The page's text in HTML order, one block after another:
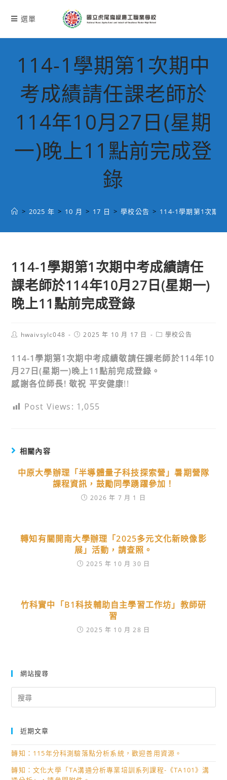
選單
114-1學期第1次期中
考成績請任課老師於
114年10月27日(星期
一)晚上11點前完成登
錄
> 2025 年 > 10 月 > 17 日 > 學校公告 > 114-1學期第1次期
114-1學期第1次期中考成績請任
課老師於114年10月27日(星期一)
晚上11點前完成登錄
Posthwaivsylc048
Post2025 年 10 月 17 日
Post學校公告
114-1 學期第1 次期中考成績敬請任課老師於114年10
月27日(星期一)晚上11 點前完成登錄。
感謝各位師長!敬祝 平安健康!!
Post Views: 1,055
相關內容
中原大學辦理「半導體量子科技探索營」暑期營隊
課程資訊，鼓勵同學踴躍參加！
2026 年 7 月 1 日
轉知有關開南大學辦理「2025多元文化新映像影
展」活動，請查照。
2025 年 10 月 30 日
竹科實中「B1科技輔助自主學習工作坊」教師研
習
2025 年 10 月 28 日
網站搜尋
for:
近期文章
轉知：115年分科測驗落點分析系統，歡迎善用資源。
轉知：文化大學「TA溝通分析專業培訓系列課程-《TA101》溝